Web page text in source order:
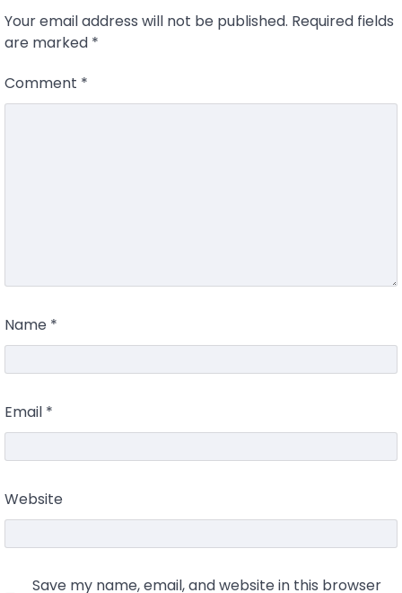
Your email address will not be published. Required fields
are marked *
Comment *
Name *
Email *
Website
Save my name, email, and website in this browser